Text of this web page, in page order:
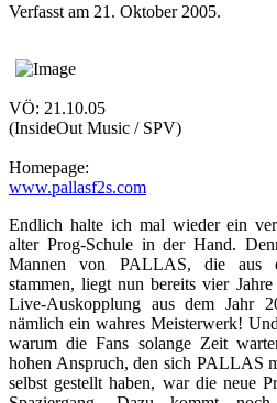
Verfasst am 21. Oktober 2005.
VÖ: 21.10.05
(InsideOut Music / SPV)
Homepage:
www.pallasf2s.com
Endlich halte ich mal wieder ein
alter Prog-Schule in der Hand.
Mannen von PALLAS, die aus
stammen, liegt nun bereits vier
Live-Auskopplung aus dem Jahr
nämlich ein wahres Meisterwerk!
warum die Fans solange Zeit
hohen Anspruch, den sich PALLAS
selbst gestellt haben, war die neue